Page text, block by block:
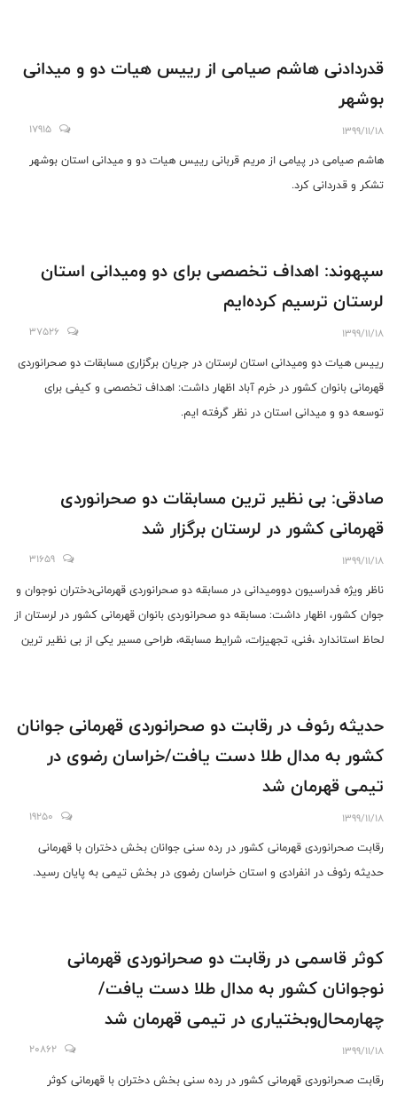
قدردادنی هاشم صیامی از رییس هیات دو و میدانی
بوشهر
1399/11/18
17915
هاشم صیامی در پیامی از مریم قربانی رییس هیات دو و میدانی استان بوشهر
تشکر و قدردانی کرد.
سپهوند: اهداف تخصصی برای دو و‌میدانی استان
لرستان ترسیم کرده‌ایم
1399/11/18
37526
رییس هیات دو‌ و‌میدانی استان لرستان در جریان برگزاری مسابقات دو صحرانوردی
قهرمانی بانوان کشور در خرم آباد اظهار داشت: اهداف تخصصی و کیفی برای
توسعه دو و میدانی استان در نظر گرفته ایم.
صادقی: بی نظیر ترین مسابقات دو صحرانوردی
قهرمانی کشور در لرستان برگزار شد
1399/11/18
31659
ناظر ویژه فدراسیون دوومیدانی در مسابقه دو صحرانوردی قهرمانی‌دختران نوجوان و
جوان کشور، اظهار داشت: مسابقه دو صحرانوردی بانوان قهرمانی کشور در لرستان از
لحاظ استاندارد ،فنی، تجهیزات، شرایط مسابقه، طراحی مسیر یکی از بی نظیر ترین
حدیثه رئوف در رقابت دو صحرانوردی قهرمانی جوانان
کشور به مدال طلا دست یافت/خراسان رضوی در
تیمی قهرمان شد
1399/11/18
19250
رقابت صحرانوردی قهرمانی کشور در رده سنی جوانان بخش دختران با قهرمانی
حدیثه رئوف در انفرادی و استان خراسان رضوی در بخش تیمی به پایان رسید.
کوثر قاسمی در رقابت دو صحرانوردی قهرمانی
نوجوانان کشور به مدال طلا دست یافت/
چهارمحال‌وبختیاری در تیمی قهرمان شد
1399/11/18
20862
رقابت صحرانوردی قهرمانی کشور در رده سنی بخش دختران با قهرمانی کوثر